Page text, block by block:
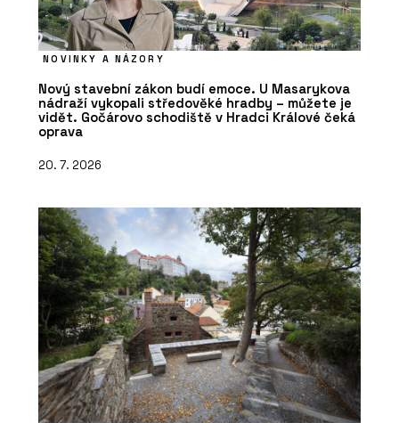
NOVINKY A NÁZORY
Nový stavební zákon budí emoce. U Masarykova
nádraží vykopali středověké hradby – můžete je
vidět. Gočárovo schodiště v Hradci Králové čeká
oprava
20. 7. 2026